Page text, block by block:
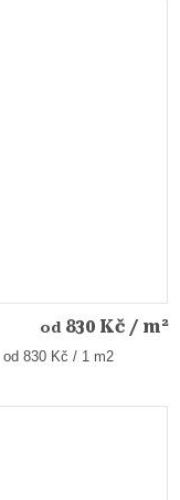
od 830 Kč / m²
Měrná
od 830 Kč / 1 m2